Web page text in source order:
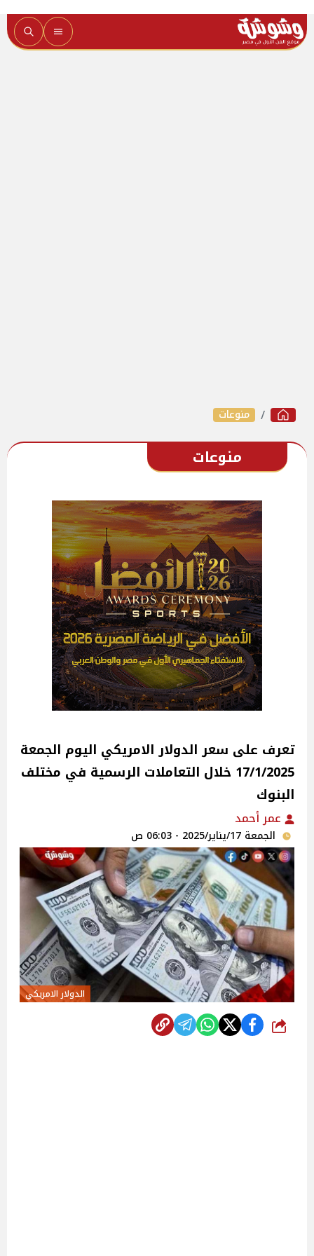
منوعات
منوعات
تعرف على سعر الدولار الامريكي اليوم الجمعة
17/1/2025 خلال التعاملات الرسمية في مختلف
البنوك
عمر أحمد
الجمعة 17/يناير/2025 - 06:03 ص
الدولار الامريكي
شارك